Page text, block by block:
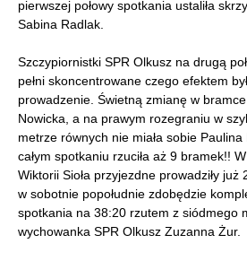
pierwszej połowy spotkania ustaliła
Sabina Radlak.
Szczypiornistki SPR Olkusz na drugą
pełni skoncentrowane czego efektem
prowadzenie. Świetną zmianę w bramce
Nowicka, a na prawym rozegraniu w
metrze równych nie miała sobie Paulina
całym spotkaniu rzuciła aż 9 bramek!!
Wiktorii Sioła przyjezdne prowadziły już
w sobotnie popołudnie zdobędzie
spotkania na 38:20 rzutem z siódmego
wychowanka SPR Olkusz Zuzanna Żur.